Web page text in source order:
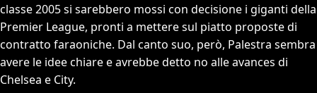
classe 2005 si sarebbero mossi con decisione i giganti della
Premier League, pronti a mettere sul piatto proposte di
contratto faraoniche. Dal canto suo, però, Palestra sembra
avere le idee chiare e avrebbe detto no alle avances di
Chelsea e City.